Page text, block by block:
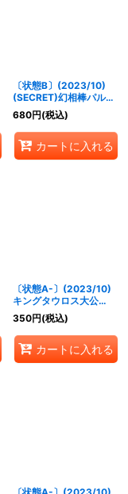
〔状態B〕(2023/10)
(SECRET)幻相棒パルム
【契約X-SEC】{BS65-
CX02}《黄》
680円(税込)
カートに入れる
〔状態A-〕(2023/10)
キングタウロス大公
XV【XV】{BS66-
XV03}《緑》
350円(税込)
カートに入れる